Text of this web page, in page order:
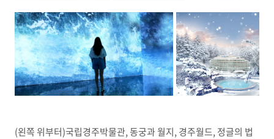
(왼쪽 위부터)국립경주박물관, 동궁과 월지, 경주월드, 정글의 법